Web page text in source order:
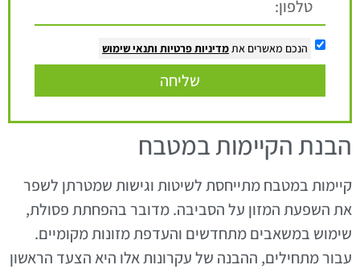
הנכם מאשרים את מדיניות פרטיות ותנאי שימוש
שליחה
הבנת הקיימות במטבח
קיימות במטבח מתייחסת לשיטות וגישות שמטרתן לשפר
את השפעת המזון על הסביבה. מדובר בהפחתת פסולת,
שימוש במשאבים מתחדשים והעדפת מזונות מקומיים.
עבור מתחילים, ההבנה של עקרונות אלו היא הצעד הראשון